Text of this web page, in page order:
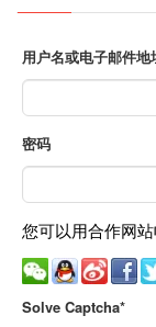
用户名或电子邮件地
密码
您可以用合作网
Solve Captcha*